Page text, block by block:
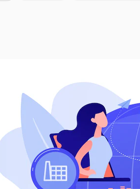
A plataforma criativa para você direcionar
seu melhor trabalho. Mais de 1 milhão de
assinantes entre criativos, empresas,
agências e estúdios.
Português